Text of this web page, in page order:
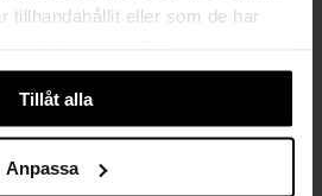
tillhandahållit eller som de har
Tillåt alla
Anpassa
dig med Klarna. Vi på Johnells erbjuder flera